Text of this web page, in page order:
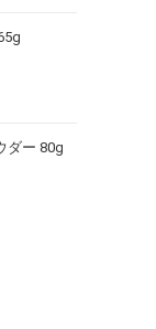
ダー 80g